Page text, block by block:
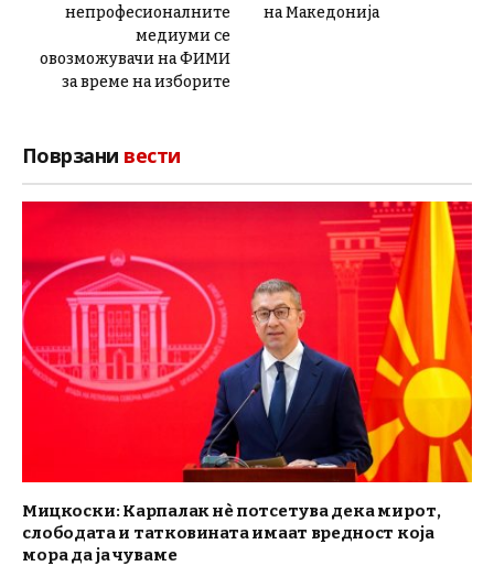
непрофесионалните
медиуми се
овозможувачи на ФИМИ
за време на изборите
на Македонија
Поврзани вести
Мицкоски: Карпалак нè потсетува дека мирот,
слободата и татковината имаат вредност која
мора да ја чуваме